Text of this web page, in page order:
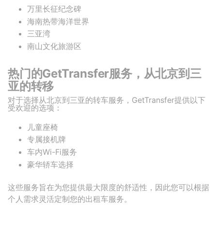
万里长征纪念碑
海南热带海洋世界
三亚湾
南山文化旅游区
热门的GetTransfer服务，从北京到三
亚的转移
对于选择从北京到三亚的转车服务，GetTransfer提供以下
受欢迎的选项：
儿童座椅
专属接机牌
车内Wi-Fi服务
豪华轿车选择
这些服务旨在为您提供最大限度的舒适性，因此您可以根据
个人需求灵活定制您的出租车服务。